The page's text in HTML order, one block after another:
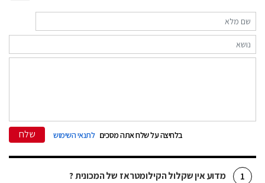
בלחיצה על שלח אתה מסכים לתנאי השימוש שלח
1
מדוע אין שקלול הקילומטראז של המכונית ?